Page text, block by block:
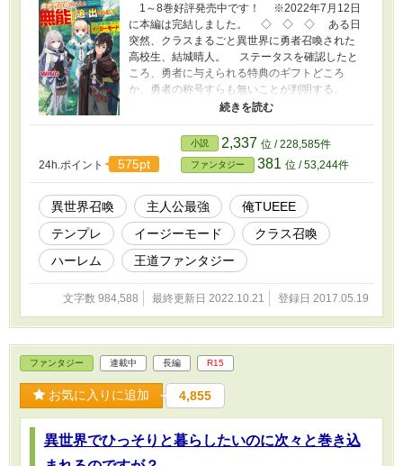
1～8巻好評発売中です！ ※2022年7月12日
に本編は完結しました。 ◇ ◇ ◇ ある日
突然、クラスまるごと異世界に勇者召喚された
高校生、結城晴人。 ステータスを確認したと
ころ、勇者に与えられる特典のギフトどころ
か、勇者の称号すらも無いことが判明する。
晴人たちを召喚した王女は「無能がいては足手
た。 しかも街を出て早々、王女が差し向けた
騎士によって、晴人は殺されかける。 胸を刺
され意識を失った彼は、気がつくと神様の前に
いた。 そしてギフトを与え忘れたお詫びとし
て、望むスキルを作れるスキルをはじめとした
チート能力を手に入れるのであった── ハード
モードな異世界生活も、やりすぎなくらいスキ
ルを作って一発逆転イージーモード!? 前代未
聞の難易度激甘ファンタジー、開幕！
24h.ポイント 575pt
小説 2,337 位 / 228,585件
ファンタジー 381 位 / 53,244件
異世界召喚 主人公最強
俺TUEEE
テンプレ
イージーモード
クラス召喚
ハーレム
王道ファンタジー
文字数 984,588 最終更新日 2022.10.21 登録日 2017.05.19
ファンタジー 連載中 長編 R15
お気に入りに追加 4,855
異世界でひっそりと暮らしたいのに次々と巻き込